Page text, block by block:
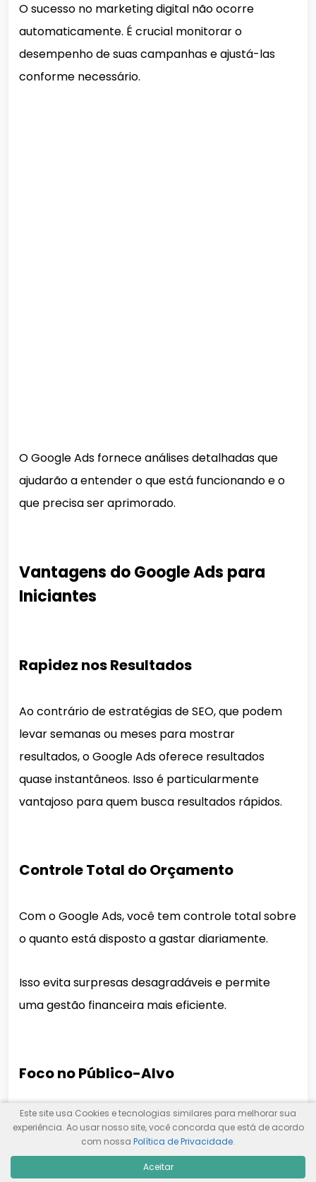
O sucesso no marketing digital não ocorre
automaticamente. É crucial monitorar o
desempenho de suas campanhas e ajustá-las
conforme necessário.
O Google Ads fornece análises detalhadas que
ajudarão a entender o que está funcionando e o
que precisa ser aprimorado.
Vantagens do Google Ads para
Iniciantes
Rapidez nos Resultados
Ao contrário de estratégias de SEO, que podem
levar semanas ou meses para mostrar
resultados, o Google Ads oferece resultados
quase instantâneos. Isso é particularmente
vantajoso para quem busca resultados rápidos.
Controle Total do Orçamento
Com o Google Ads, você tem controle total sobre
o quanto está disposto a gastar diariamente.
Isso evita surpresas desagradáveis e permite
uma gestão financeira mais eficiente.
Foco no Público-Alvo
A segmentação avançada do Google Ads permite
direcionar seus anúncios para um público
específico com base em idade, localização,
Este site usa Cookies e tecnologias similares para melhorar sua
experiência. Ao usar nosso site, você concorda que está de acordo
com nossa Política de Privacidade.
Aceitar